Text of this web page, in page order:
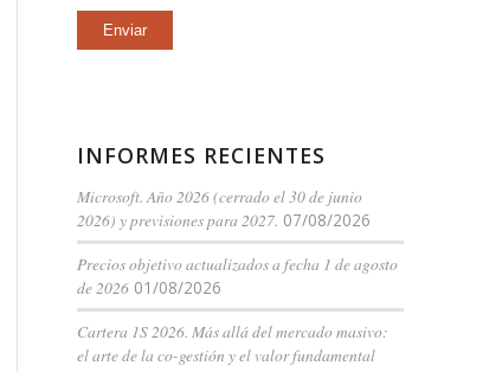
INFORMES RECIENTES
Microsoft. Año 2026 (cerrado el 30 de junio
2026) y previsiones para 2027. 07/08/2026
Precios objetivo actualizados a fecha 1 de agosto
de 2026 01/08/2026
Cartera 1S 2026. Más allá del mercado masivo:
el arte de la co-gestión y el valor fundamental